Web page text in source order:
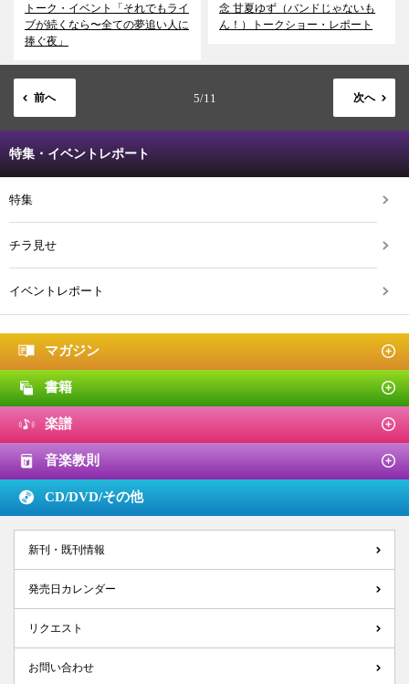
トーク・イベント「それでもライ
ブが続くなら〜全ての夢追い人に
捧ぐ夜」
念 甘夏ゆず（バンドじゃないも
ん！）トークショー・レポート
前へ 5/11 次へ
特集・イベントレポート
特集
チラ見せ
イベントレポート
マガジン
書籍
楽譜
音楽教則
CD/DVD/その他
新刊・既刊情報
発売日カレンダー
リクエスト
お問い合わせ